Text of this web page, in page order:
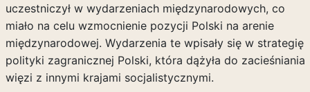
uczestniczył w wydarzeniach międzynarodowych, co
miało na celu wzmocnienie pozycji Polski na arenie
międzynarodowej. Wydarzenia te wpisały się w strategię
polityki zagranicznej Polski, która dążyła do zacieśniania
więzi z innymi krajami socjalistycznymi.